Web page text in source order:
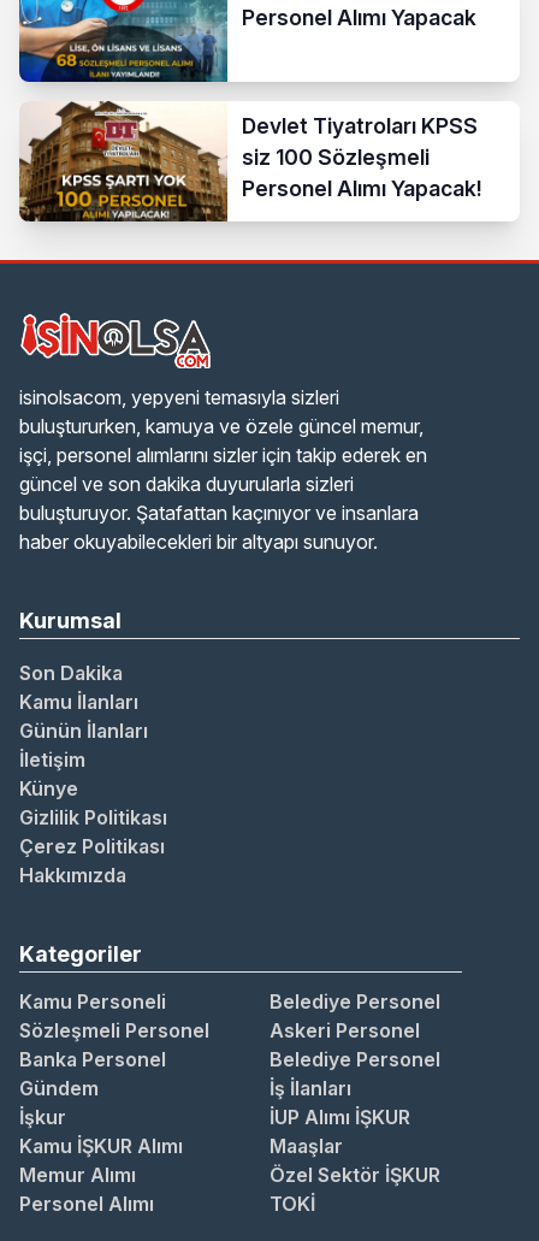
Personel Alımı Yapacak
Devlet Tiyatroları KPSS
siz 100 Sözleşmeli
Personel Alımı Yapacak!
isinolsacom, yepyeni temasıyla sizleri
buluştururken, kamuya ve özele güncel memur,
işçi, personel alımlarını sizler için takip ederek en
güncel ve son dakika duyurularla sizleri
buluşturuyor. Şatafattan kaçınıyor ve insanlara
haber okuyabilecekleri bir altyapı sunuyor.
Kurumsal
Son Dakika
Kamu İlanları
Günün İlanları
İletişim
Künye
Gizlilik Politikası
Çerez Politikası
Hakkımızda
Kategoriler
Kamu Personeli
Belediye Personel
Sözleşmeli Personel
Askeri Personel
Banka Personel
Belediye Personel
Gündem
İş İlanları
İşkur
İUP Alımı İŞKUR
Kamu İŞKUR Alımı
Maaşlar
Memur Alımı
Özel Sektör İŞKUR
Personel Alımı
TOKİ